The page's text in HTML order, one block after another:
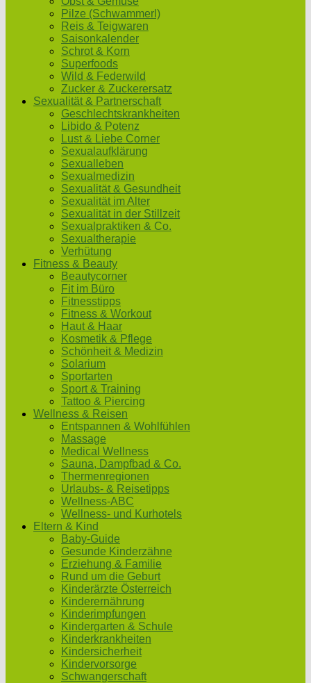
Pilze (Schwammerl)
Reis & Teigwaren
Saisonkalender
Schrot & Korn
Superfoods
Wild & Federwild
Zucker & Zuckerersatz
Sexualität & Partnerschaft
Geschlechtskrankheiten
Libido & Potenz
Lust & Liebe Corner
Sexualaufklärung
Sexualleben
Sexualmedizin
Sexualität & Gesundheit
Sexualität im Alter
Sexualität in der Stillzeit
Sexualpraktiken & Co.
Sexualtherapie
Verhütung
Fitness & Beauty
Beautycorner
Fit im Büro
Fitnesstipps
Fitness & Workout
Haut & Haar
Kosmetik & Pflege
Schönheit & Medizin
Solarium
Sportarten
Sport & Training
Tattoo & Piercing
Wellness & Reisen
Entspannen & Wohlfühlen
Massage
Medical Wellness
Sauna, Dampfbad & Co.
Thermenregionen
Urlaubs- & Reisetipps
Wellness-ABC
Wellness- und Kurhotels
Eltern & Kind
Baby-Guide
Gesunde Kinderzähne
Erziehung & Familie
Rund um die Geburt
Kinderärzte Österreich
Kinderernährung
Kinderimpfungen
Kindergarten & Schule
Kinderkrankheiten
Kindersicherheit
Kindervorsorge
Schwangerschaft